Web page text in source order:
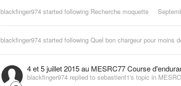
blackfinger974 started following Recherche moquette
blackfinger974 started following Quel bon chargeur pour moins
4 et 5 juillet 2015 au MESRC77 Course
blackfinger974 replied to sebastienf1's topic in